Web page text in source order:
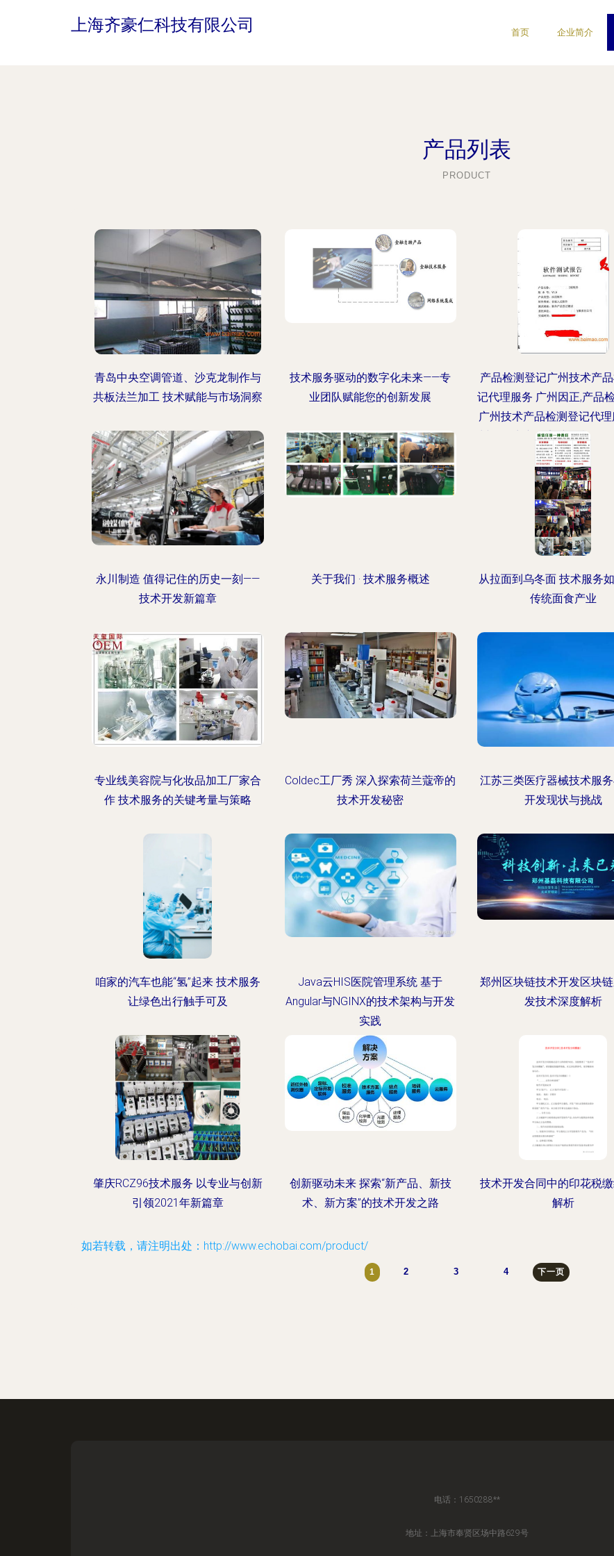
上海齐豪仁科技有限公司 首页 企业简介
产品列表
PRODUCT
青岛中央空调管道、沙克龙制作与
共板法兰加工 技术赋能与市场洞察
技术服务驱动的数字化未来——专
业团队赋能您的创新发展
产品检测登记广州技术产
记代理服务 广州因正,产品
广州技术产品检测登记代
州因正生产厂家,产品检测登
技术产品检测登记代理服务
正价格
永川制造 值得记住的历史一刻——
技术开发新篇章
关于我们 · 技术服务概述
从拉面到乌冬面 技术服务
传统面食产业
专业线美容院与化妆品加工厂家合
作 技术服务的关键考量与策略
Coldec工厂秀 深入探索荷兰蔻帝的
技术开发秘密
江苏三类医疗器械技术服
开发现状与挑战
咱家的汽车也能“氢”起来 技术服务
让绿色出行触手可及
Java云HIS医院管理系统 基于
Angular与NGINX的技术架构与开发
实践
郑州区块链技术开发区块
发技术深度解析
肇庆RCZ96技术服务 以专业与创新
引领2021年新篇章
创新驱动未来 探索“新产品、新技
术、新方案”的技术开发之路
技术开发合同中的印花税
解析
如若转载，请注明出处：http://www.echobai.com/product/
1 2 3 4 下一页
电话：1650288**
地址：上海市奉贤区场中路629号